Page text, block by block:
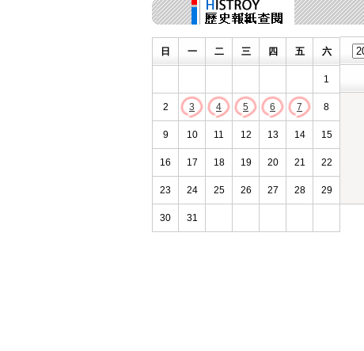
日 一 二 三 四 五 六
1
2 3 4 5 6 7 8
9 10 11 12 13 14 15
16 17 18 19 20 21 22
23 24 25 26 27 28 29
30 31